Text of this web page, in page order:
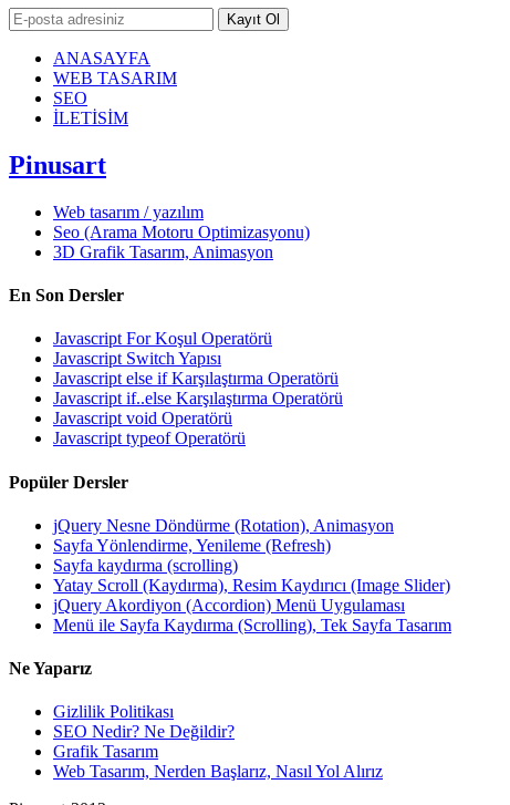
Kayıt Ol
ANASAYFA
WEB TASARIM
SEO
İLETİSİM
Pinusart
Web tasarım / yazılım
Seo (Arama Motoru Optimizasyonu)
3D Grafik Tasarım, Animasyon
En Son Dersler
Javascript For Koşul Operatörü
Javascript Switch Yapısı
Javascript else if Karşılaştırma Operatörü
Javascript if..else Karşılaştırma Operatörü
Javascript void Operatörü
Javascript typeof Operatörü
Popüler Dersler
jQuery Nesne Döndürme (Rotation), Animasyon
Sayfa Yönlendirme, Yenileme (Refresh)
Sayfa kaydırma (scrolling)
Yatay Scroll (Kaydırma), Resim Kaydırıcı (Image Slider)
jQuery Akordiyon (Accordion) Menü Uygulaması
Menü ile Sayfa Kaydırma (Scrolling), Tek Sayfa Tasarım
Ne Yaparız
Gizlilik Politikası
SEO Nedir? Ne Değildir?
Grafik Tasarım
Web Tasarım, Nerden Başlarız, Nasıl Yol Alırız